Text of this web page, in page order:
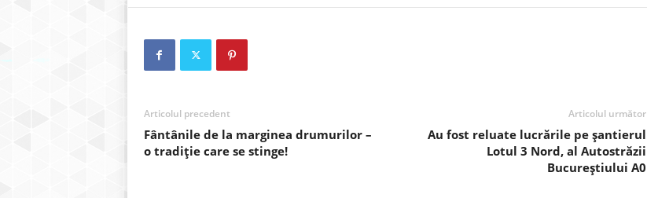
Articolul precedent
Fântânile de la marginea drumurilor –
o tradiție care se stinge!
Articolul următor
Au fost reluate lucrările pe șantierul
Lotul 3 Nord, al Autostrăzii
Bucureștiului A0